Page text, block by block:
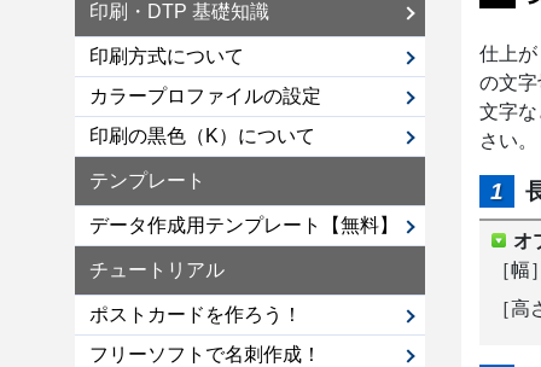
仕上
の文
文字
さい。
オ
［幅
［
印刷・DTP 基礎知識
印刷方式について
カラープロファイルの設定
印刷の黒色（K）について
テンプレート
データ作成用テンプレート【無料】
チュートリアル
ポストカードを作ろう！
フリーソフトで名刺作成！